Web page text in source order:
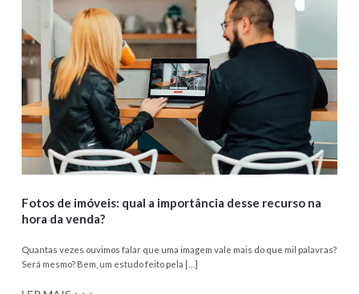
Fotos de imóveis: qual a importância desse recurso na
hora da venda?
Quantas vezes ouvimos falar que uma imagem vale mais do que mil palavras?
Será mesmo? Bem, um estudo feito pela […]